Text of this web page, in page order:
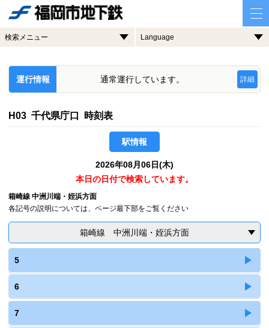
検索メニュー Language
運行情報 通常運行しています。 詳細
H03 千代県庁口 時刻表
駅情報
2026年08月06日(木)
本日の日付で検索しています。
箱崎線 中洲川端・姪浜方面
各記号の説明については、ページ最下部をご覧ください
箱崎線 中洲川端・姪浜方面
5
6
7